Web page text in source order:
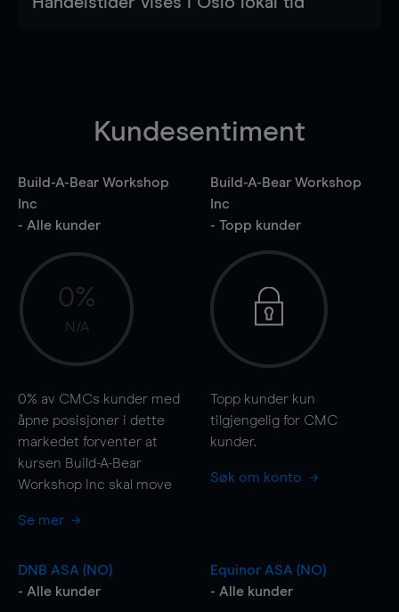
Kundesentiment
Build-A-Bear Workshop
Inc
- Alle kunder
0%
N/A
0% av CMCs kunder med
åpne posisjoner i dette
markedet forventer at
kursen Build-A-Bear
Workshop Inc skal move
Se mer
Build-A-Bear Workshop
Inc
- Topp kunder
Topp kunder kun
tilgjengelig for CMC
kunder.
Søk om konto
DNB ASA (NO)
- Alle kunder
Equinor ASA (NO)
- Alle kunder